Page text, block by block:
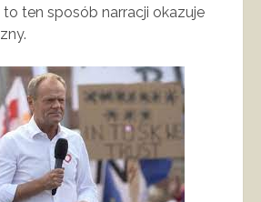
to ten sposób narracji okazuje